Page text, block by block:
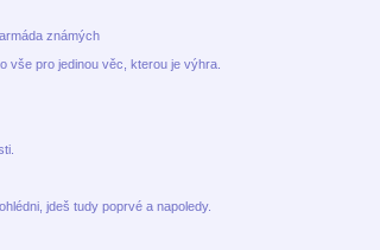
známých
vše pro jedinou věc, kterou je výhra.
jdeš tudy poprvé a napoledy.